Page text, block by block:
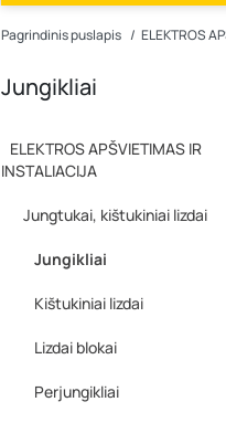
Pagrindinis puslapis ELEKTROS
Jungikliai
ELEKTROS APŠVIETIMAS IR
INSTALIACIJA
Jungtukai, kištukiniai lizdai
Jungikliai
Kištukiniai lizdai
Lizdai blokai
Perjungikliai